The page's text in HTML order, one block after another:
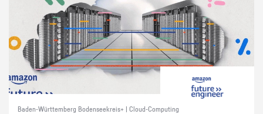
Baden-Württemberg Bodenseekreis+ | Cloud-Computing